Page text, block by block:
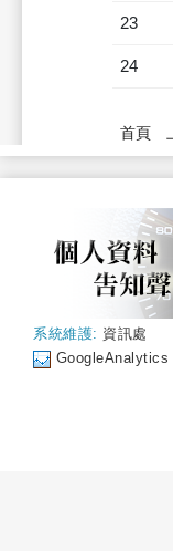
23
24
首頁
系統維護: 資訊處
GoogleAnalytics